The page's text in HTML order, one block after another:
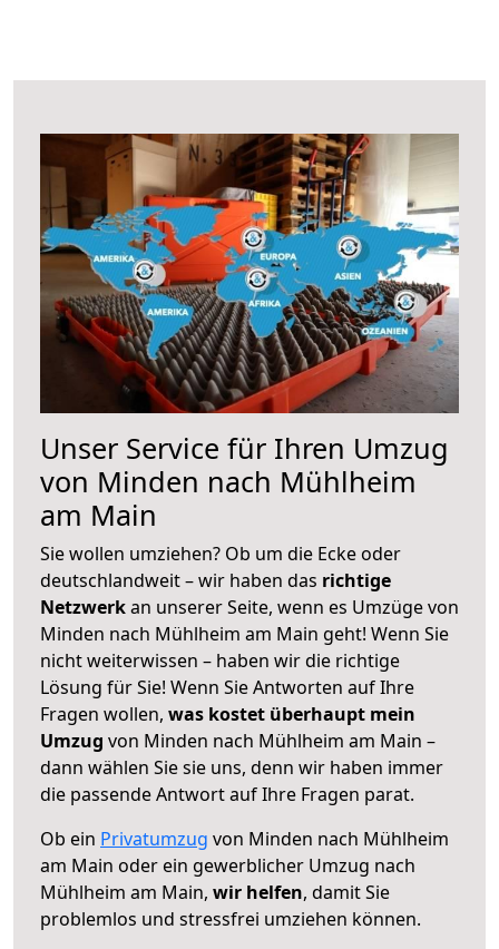
Unser Service für Ihren Umzug
von Minden nach Mühlheim
am Main
Sie wollen umziehen? Ob um die Ecke oder
deutschlandweit – wir haben das richtige
Netzwerkan unserer Seite, wenn es Umzüge von
Minden nach Mühlheim am Main geht! Wenn Sie
nicht weiterwissen – haben wir die richtige
Lösung für Sie! Wenn Sie Antworten auf Ihre
Fragen wollen, was kostet überhaupt mein
Umzug von Minden nach Mühlheim am Main –
dann wählen Sie sie uns, denn wir haben immer
die passende Antwort auf Ihre Fragen parat.
Ob ein Privatumzug von Minden nach Mühlheim
am Main oder ein gewerblicher Umzug nach
Mühlheim am Main, wir helfen, damit Sie
problemlos und stressfrei umziehen können.